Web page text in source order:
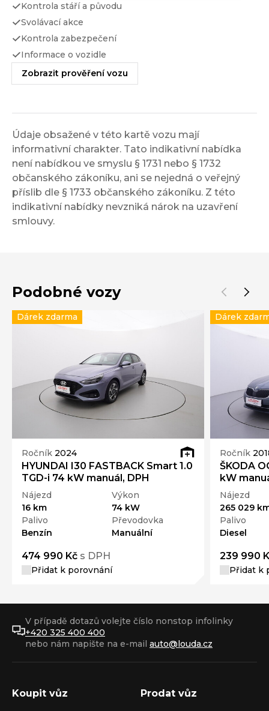
Kontrola stáří a původu
Svolávací akce
Kontrola zabezpečení
Informace o vozidle
Zobrazit prověření vozu
Údaje obsažené v této kartě vozu mají
informativní charakter. Tato indikativní nabídka
není nabídkou ve smyslu § 1731 nebo § 1732
občanského zákoníku, ani se nejedná o veřejný
příslib dle § 1733 občanského zákoníku. Z této
indikativní nabídky nevzniká nárok na uzavření
smlouvy.
Podobné vozy
Ročník 2024
HYUNDAI I30 FASTBACK Smart 1.0
TGD-i 74 kW manuál, DPH
Nájezd
16 km
Výkon
74 kW
Palivo
Benzín
Převodovka
Manuální
474 990 Kč s DPH
Přidat k porovnání
Dárek zdarma
Ročník
ŠKODA
kW
Nájezd
265 029
Palivo
Diesel
239 990
Přidat k
Dárek
V případě dotazů volejte číslo nonstop infolinky
+420 325 400 400
nebo nám napište na e-mail auto@louda.cz
Koupit vůz Prodat vůz